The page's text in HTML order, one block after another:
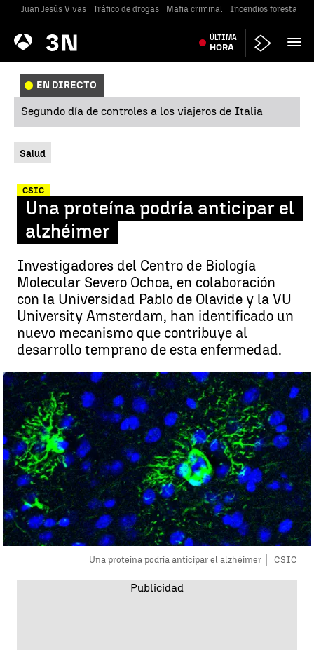
Juan Jesús Vivas Tráfico de drogas Mafia criminal Incendios forestales
Antena
3 Noticias ÚLTIMA
HORA
EN DIRECTO
Segundo día de controles a los viajeros de Italia
Salud
CSIC
Una proteína podría anticipar el
alzhéimer
Investigadores del Centro de Biología
Molecular Severo Ochoa, en colaboración
con la Universidad Pablo de Olavide y la VU
University Amsterdam, han identificado un
nuevo mecanismo que contribuye al
desarrollo temprano de esta enfermedad.
Una proteína podría anticipar el alzhéimer CSIC